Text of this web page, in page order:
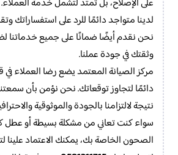
على الإصلاح، بل تمتد لتشمل خدمة
لدينا متواجد دائمًا للرد على استفساراتك
نحن نقدم أيضًا ضمانًا على جميع خدماتنا
وثقتك في جودة عملنا.
مركز الصيانة المعتمد يضع رضا العملاء في
دائمًا لتجاوز توقعاتك. نحن نؤمن بأن
نتيجة لالتزامنا بالجودة والموثوقية
سواء كنت تعاني من مشكلة بسيطة أو عطل
الصحون الخاصة بك، يمكنك الاعتماد علينا